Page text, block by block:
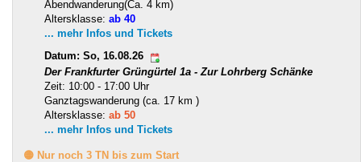
Abendwanderung(Ca. 4 km)
Altersklasse: ab 40
... mehr Infos und Tickets
Datum: So, 16.08.26
Der Frankfurter Grüngürtel 1a - Zur Lohrberg Schänke
Zeit: 10:00 - 17:00 Uhr
Ganztagswanderung (ca. 17 km )
Altersklasse: ab 50
... mehr Infos und Tickets
🟡 Nur noch 3 TN bis zum Start